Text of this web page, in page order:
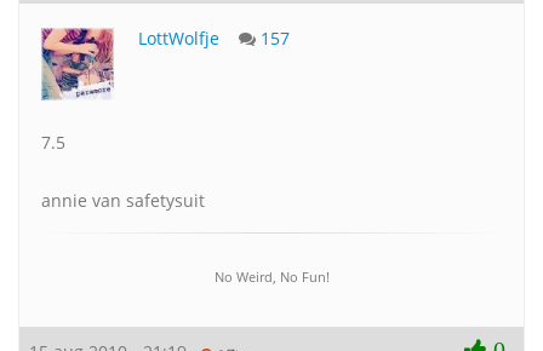
LottWolfje 157
7.5
annie van safetysuit
No Weird, No Fun!